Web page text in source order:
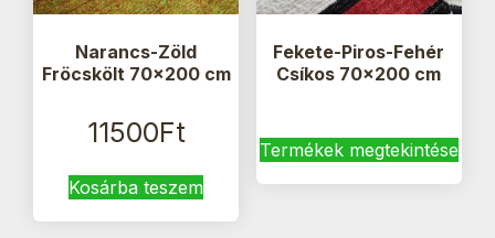
Narancs-Zöld
Fröcskölt 70×200 cm
11500Ft
Kosárba teszem
Fekete-Piros-Fehér
Csíkos 70×200 cm
Termékek megtekintése